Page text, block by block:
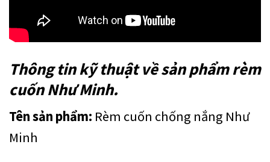
Thông tin kỹ thuật về sản phẩm rèm
cuốn Như Minh.
Tên sản phẩm: Rèm cuốn chống nắng Như
Minh